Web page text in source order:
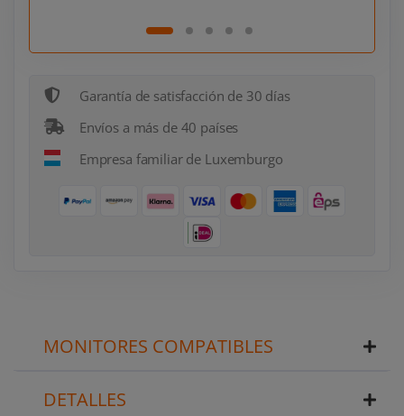
Garantía de satisfacción de 30 días
Envíos a más de 40 países
Empresa familiar de Luxemburgo
MONITORES COMPATIBLES
DETALLES